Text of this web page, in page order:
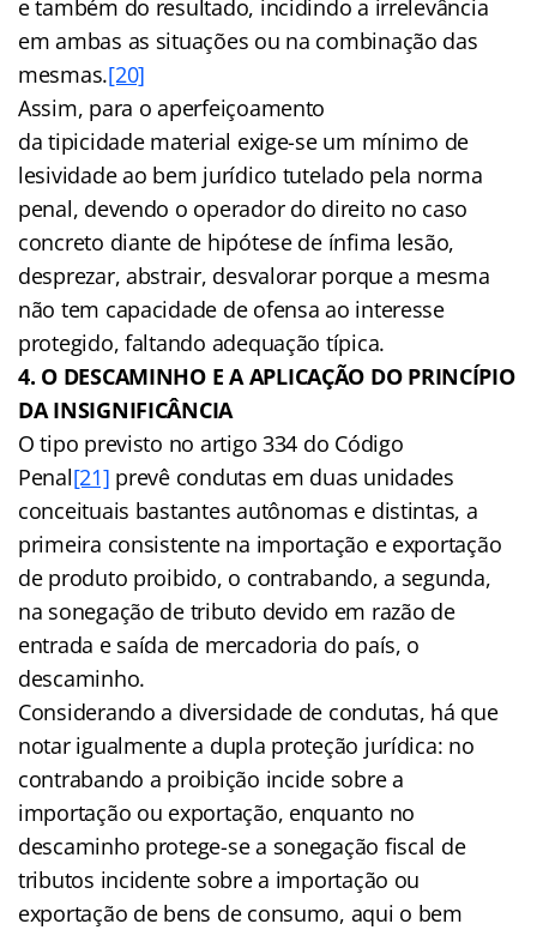
e também do resultado, incidindo a irrelevância
em ambas as situações ou na combinação das
mesmas.[20]
Assim, para o aperfeiçoamento
da tipicidade material exige-se um mínimo de
lesividade ao bem jurídico tutelado pela norma
penal, devendo o operador do direito no caso
concreto diante de hipótese de ínfima lesão,
desprezar, abstrair, desvalorar porque a mesma
não tem capacidade de ofensa ao interesse
protegido, faltando adequação típica.
4. O DESCAMINHO E A APLICAÇÃO DO PRINCÍPIO
DA INSIGNIFICÂNCIA
O tipo previsto no artigo 334 do Código
Penal[21] prevê condutas em duas unidades
conceituais bastantes autônomas e distintas, a
primeira consistente na importação e exportação
de produto proibido, o contrabando, a segunda,
na sonegação de tributo devido em razão de
entrada e saída de mercadoria do país, o
descaminho.
Considerando a diversidade de condutas, há que
notar igualmente a dupla proteção jurídica: no
contrabando a proibição incide sobre a
importação ou exportação, enquanto no
descaminho protege-se a sonegação fiscal de
tributos incidente sobre a importação ou
exportação de bens de consumo, aqui o bem